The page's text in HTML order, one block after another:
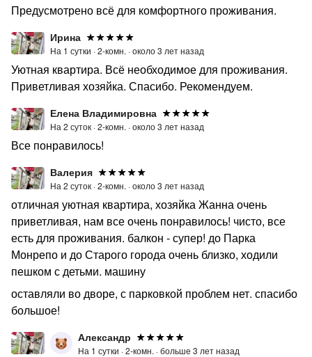
Предусмотрено всё для комфортного проживания.
Ирина
На 1 сутки ·2-комн. ·около 3 лет назад
Уютная квартира. Всё необходимое для проживания.
Приветливая хозяйка. Спасибо. Рекомендуем.
Елена Владимировна
На 2 суток ·2-комн. ·около 3 лет назад
Все понравилось!
Валерия
На 2 суток ·2-комн. ·около 3 лет назад
отличная уютная квартира, хозяйка Жанна очень
приветливая, нам все очень понравилось! чисто, все
есть для проживания. балкон - супер! до Парка
Монрепо и до Старого города очень близко, ходили
пешком с детьми. машину
оставляли во дворе, с парковкой проблем нет. спасибо
большое!
Александр
На 1 сутки ·2-комн. ·больше 3 лет назад